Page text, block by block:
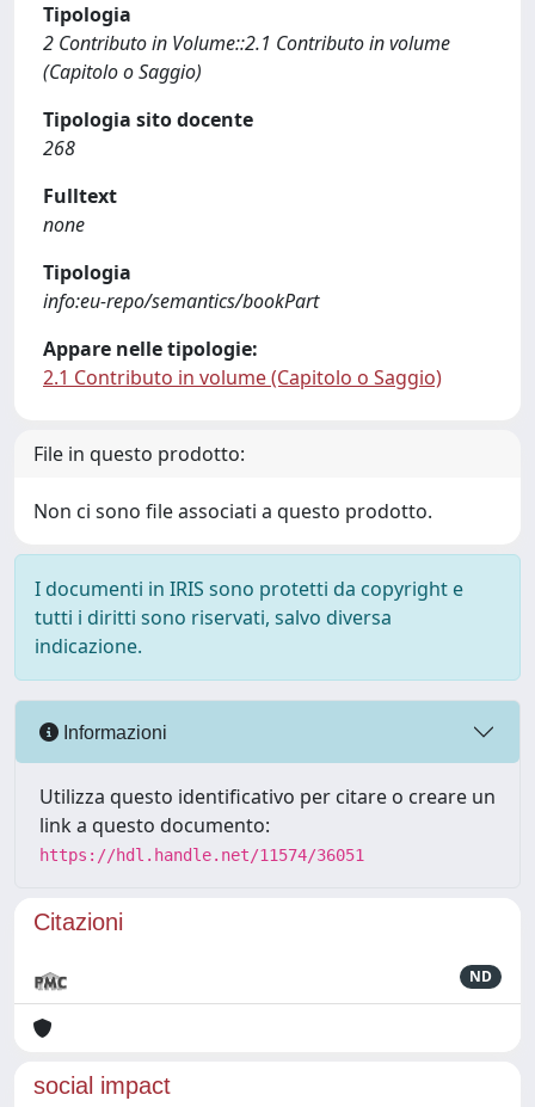
Tipologia
2 Contributo in Volume::2.1 Contributo in volume
(Capitolo o Saggio)
Tipologia sito docente
268
Fulltext
none
Tipologia
info:eu-repo/semantics/bookPart
Appare nelle tipologie:
2.1 Contributo in volume (Capitolo o Saggio)
File in questo prodotto:
Non ci sono file associati a questo prodotto.
I documenti in IRIS sono protetti da copyright e
tutti i diritti sono riservati, salvo diversa
indicazione.
Informazioni
Utilizza questo identificativo per citare o creare un
link a questo documento:
https://hdl.handle.net/11574/36051
Citazioni
ND
social impact